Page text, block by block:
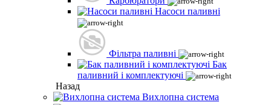
Насоси паливні
Фільтра паливні
Бак
паливний і комплектуючі
Назад
Вихлопна система